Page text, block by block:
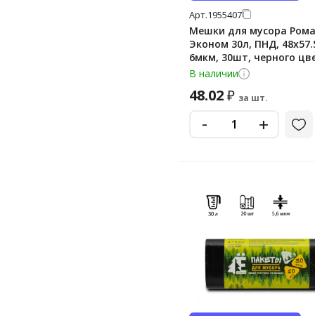
Арт.1955407
Мешки для мусора
Эконом 30л, ПНД,
6мкм, 30шт, черного
рулоне
В наличии
48.02₽ за шт.
- +